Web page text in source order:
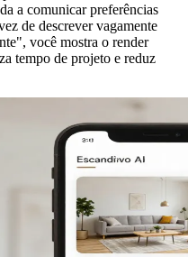
a comunicar preferências
de descrever vagamente
você mostra o render
tempo de projeto e reduz